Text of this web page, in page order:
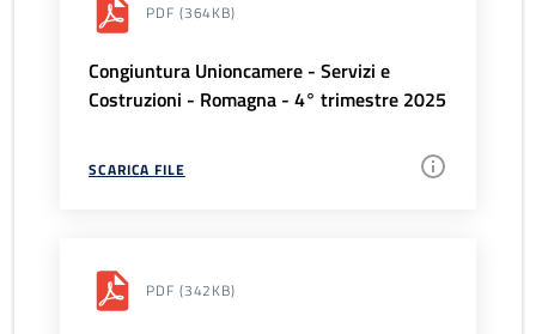
PDF (364KB)
Congiuntura Unioncamere - Servizi e
Costruzioni - Romagna - 4° trimestre 2025
SCARICA FILE
PDF (342KB)